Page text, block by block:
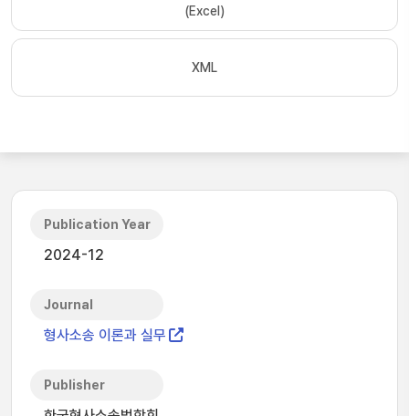
(Excel)
XML
Publication Year
2024-12
Journal
형사소송 이론과 실무
Publisher